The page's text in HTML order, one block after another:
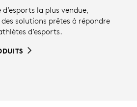
la plus vendue,
solutions prêtes à répondre
d’esports.